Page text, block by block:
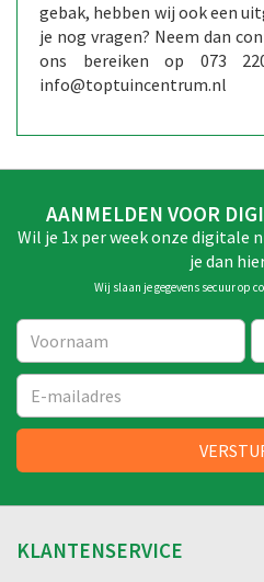
gebak, hebben wij ook een
je nog vragen? Neem dan
ons bereiken op 073
info@toptuincentrum.nl
AANMELDEN VOOR
Wil je 1x per week onze digitale
je dan
Wij slaan je gegevens secuur op
KLANTENSERVICE